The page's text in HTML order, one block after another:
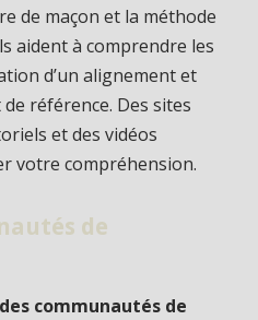
de maçon et la méthode
aident à comprendre les
d’un alignement et
référence. Des sites
et des vidéos
votre compréhension.
de
communautés de